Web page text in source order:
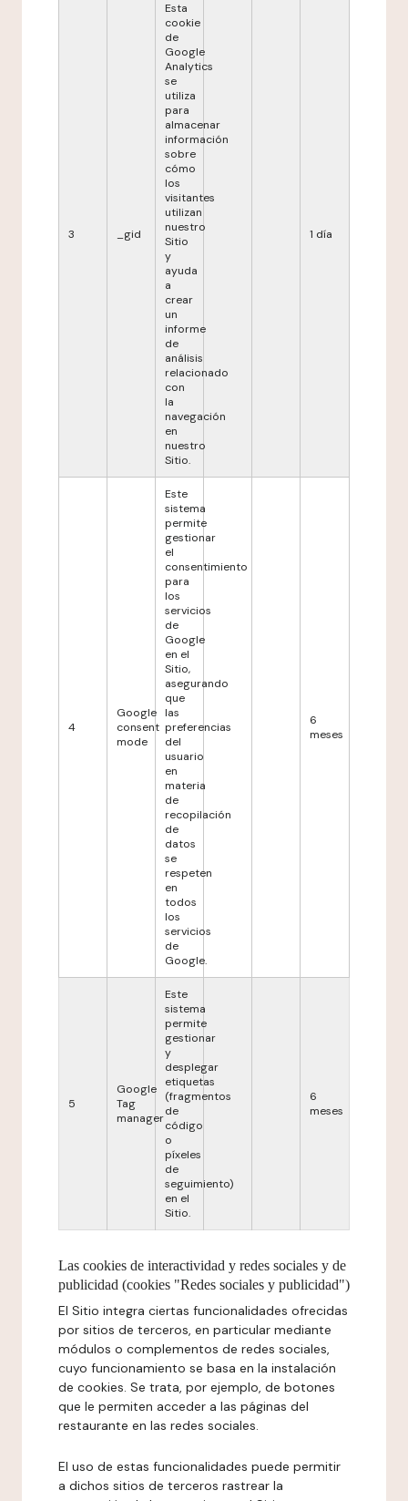
3 _gid
Esta
cookie
de
Google
Analytics
se
utiliza
para
almacenar
información
sobre
cómo
los
visitantes
utilizan
nuestro
Sitio
y
ayuda
a
crear
un
informe
de
análisis
relacionado
con
la
navegación
en
nuestro
Sitio.
1 día
4
Google
consent
mode
Este
sistema
permite
gestionar
el
consentimiento
para
los
servicios
de
Google
en el
Sitio,
asegurando
que
las
preferencias
del
usuario
en
materia
de
recopilación
de
datos
se
respeten
en
todos
los
servicios
de
Google.
6
meses
5
Google
Tag
manager
Este
sistema
permite
gestionar
y
desplegar
etiquetas
(fragmentos
de
código
o
píxeles
de
seguimiento)
en el
Sitio.
6
meses
Las cookies de interactividad y redes sociales y de
publicidad (cookies "Redes sociales y publicidad")
El Sitio integra ciertas funcionalidades ofrecidas
por sitios de terceros, en particular mediante
módulos o complementos de redes sociales,
cuyo funcionamiento se basa en la instalación
de cookies. Se trata, por ejemplo, de botones
que le permiten acceder a las páginas del
restaurante en las redes sociales.
El uso de estas funcionalidades puede permitir
a dichos sitios de terceros rastrear la